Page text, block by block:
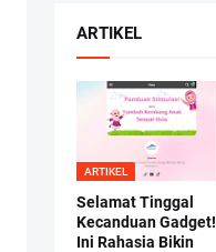
ARTIKEL
ARTIKEL
Selamat Tinggal
Kecanduan Gadget!
Ini Rahasia Bikin